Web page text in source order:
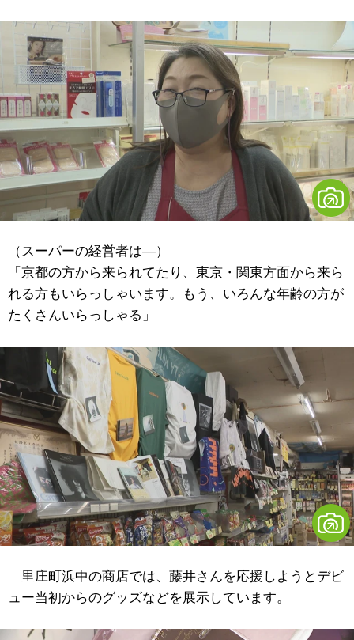
（スーパーの経営者は―）
「京都の方から来られてたり、東京・関東方面から来ら
れる方もいらっしゃいます。もう、いろんな年齢の方が
たくさんいらっしゃる」
里庄町浜中の商店では、藤井さんを応援しようとデビ
ュー当初からのグッズなどを展示しています。